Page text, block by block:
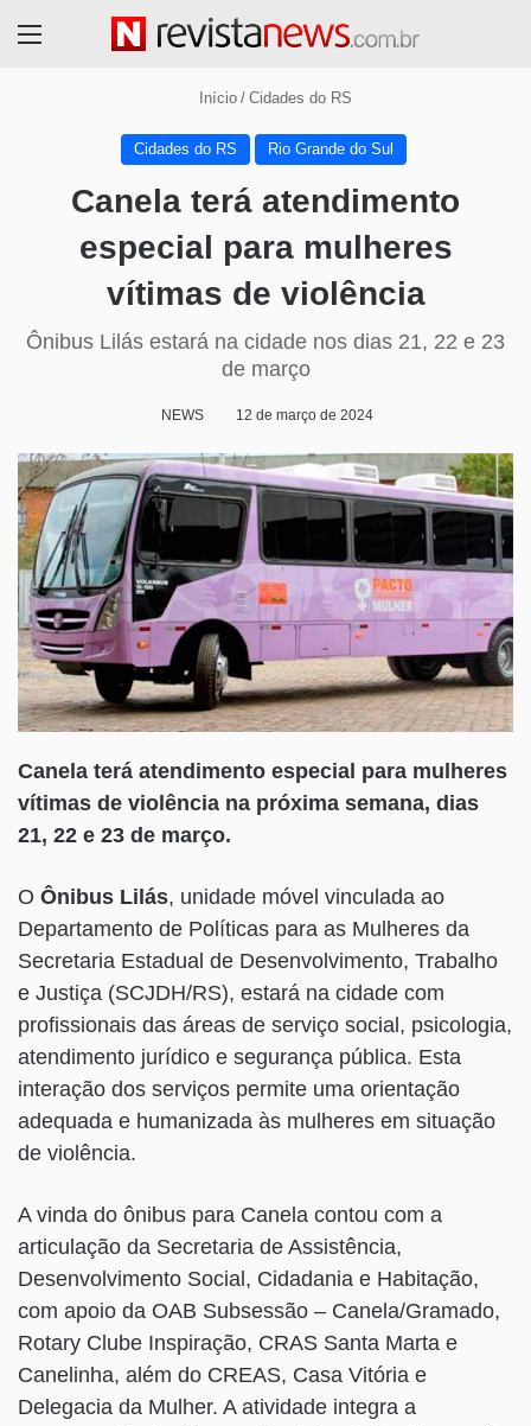
Início / Cidades do RS
Cidades do RS Rio Grande do Sul
Canela terá atendimento
especial para mulheres
vítimas de violência
Ônibus Lilás estará na cidade nos dias 21, 22 e 23
de março
NEWS 12 de março de 2024
Canela terá atendimento especial para mulheres
vítimas de violência na próxima semana, dias
21, 22 e 23 de março.
O Ônibus Lilás, unidade móvel vinculada ao
Departamento de Políticas para as Mulheres da
Secretaria Estadual de Desenvolvimento, Trabalho
e Justiça (SCJDH/RS), estará na cidade com
profissionais das áreas de serviço social, psicologia,
atendimento jurídico e segurança pública. Esta
interação dos serviços permite uma orientação
adequada e humanizada às mulheres em situação
de violência.
A vinda do ônibus para Canela contou com a
articulação da Secretaria de Assistência,
Desenvolvimento Social, Cidadania e Habitação,
com apoio da OAB Subsessão – Canela/Gramado,
Rotary Clube Inspiração, CRAS Santa Marta e
Canelinha, além do CREAS, Casa Vitória e
Delegacia da Mulher. A atividade integra a